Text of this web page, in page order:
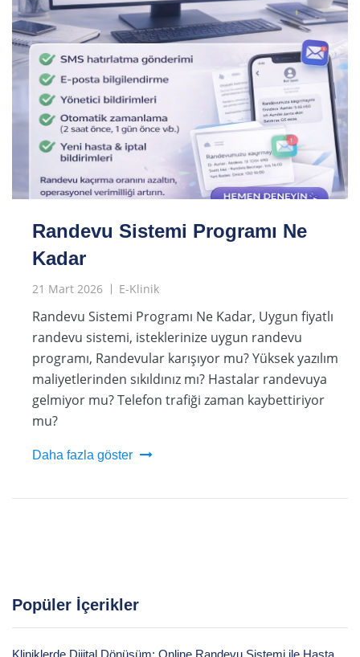
Randevu Sistemi Programı Ne
Kadar
21 Mart 2026 E-Klinik
Randevu Sistemi Programı Ne Kadar, Uygun fiyatlı
randevu sistemi, isteklerinize uygun randevu
programı, Randevular karışıyor mu? Yüksek yazılım
maliyetlerinden sıkıldınız mı? Hastalar randevuya
gelmiyor mu? Telefon trafiği zaman kaybettiriyor
mu?
Daha fazla göster
Popüler İçerikler
Kliniklerde Dijital Dönüşüm: Online Randevu Sistemi ile Hasta